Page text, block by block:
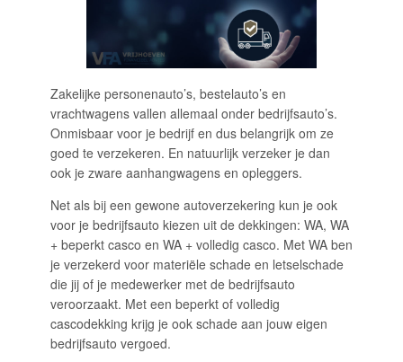
Zakelijke personenauto’s, bestelauto’s en
vrachtwagens vallen allemaal onder bedrijfsauto’s.
Onmisbaar voor je bedrijf en dus belangrijk om ze
goed te verzekeren. En natuurlijk verzeker je dan
ook je zware aanhangwagens en opleggers.
Net als bij een gewone autoverzekering kun je ook
voor je bedrijfsauto kiezen uit de dekkingen: WA, WA
+ beperkt casco en WA + volledig casco. Met WA ben
je verzekerd voor materiële schade en letselschade
die jij of je medewerker met de bedrijfsauto
veroorzaakt. Met een beperkt of volledig
cascodekking krijg je ook schade aan jouw eigen
bedrijfsauto vergoed.